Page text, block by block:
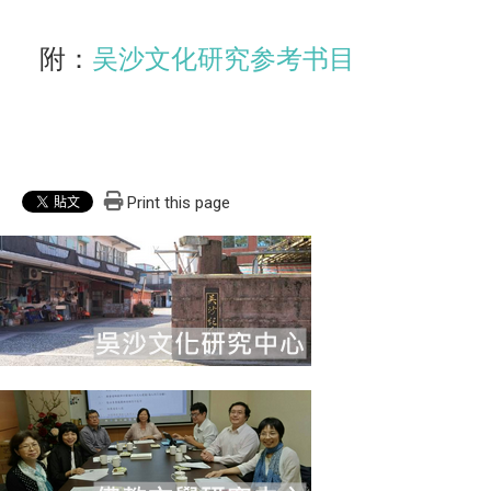
附： 吴沙文化研究参考书目
Print this page